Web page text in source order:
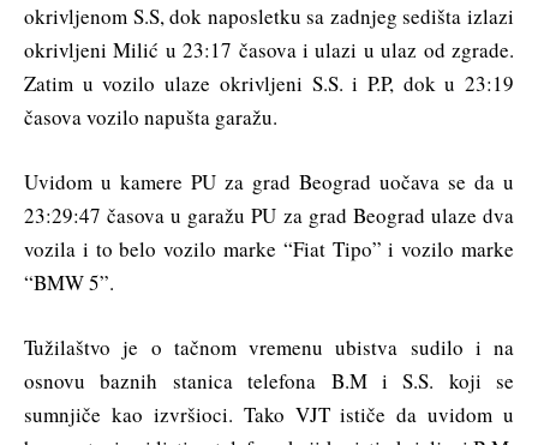
okrivljenom S.S, dok naposletku sa zadnjeg sedišta izlazi
okrivljeni Milić u 23:17 časova i ulazi u ulaz od zgrade.
Zatim u vozilo ulaze okrivljeni S.S. i P.P, dok u 23:19
časova vozilo napušta garažu.
Uvidom u kamere PU za grad Beograd uočava se da u
23:29:47 časova u garažu PU za grad Beograd ulaze dva
vozila i to belo vozilo marke “Fiat Tipo” i vozilo marke
“BMW 5”.
Tužilaštvo je o tačnom vremenu ubistva sudilo i na
osnovu baznih stanica telefona B.M i S.S. koji se
sumnjiče kao izvršioci. Tako VJT ističe da uvidom u